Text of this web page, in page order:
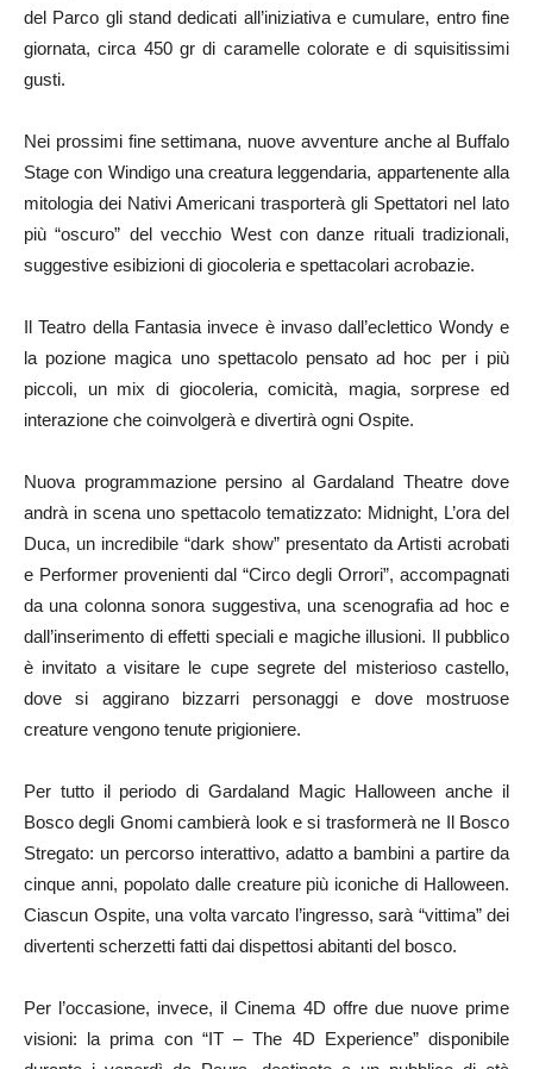
del Parco gli stand dedicati all’iniziativa e cumulare, entro fine
giornata, circa 450 gr di caramelle colorate e di squisitissimi
gusti.
Nei prossimi fine settimana, nuove avventure anche al Buffalo
Stage con Windigo una creatura leggendaria, appartenente alla
mitologia dei Nativi Americani trasporterà gli Spettatori nel lato
più “oscuro” del vecchio West con danze rituali tradizionali,
suggestive esibizioni di giocoleria e spettacolari acrobazie.
Il Teatro della Fantasia invece è invaso dall’eclettico Wondy e
la pozione magica uno spettacolo pensato ad hoc per i più
piccoli, un mix di giocoleria, comicità, magia, sorprese ed
interazione che coinvolgerà e divertirà ogni Ospite.
Nuova programmazione persino al Gardaland Theatre dove
andrà in scena uno spettacolo tematizzato: Midnight, L’ora del
Duca, un incredibile “dark show” presentato da Artisti acrobati
e Performer provenienti dal “Circo degli Orrori”, accompagnati
da una colonna sonora suggestiva, una scenografia ad hoc e
dall’inserimento di effetti speciali e magiche illusioni. Il pubblico
è invitato a visitare le cupe segrete del misterioso castello,
dove si aggirano bizzarri personaggi e dove mostruose
creature vengono tenute prigioniere.
Per tutto il periodo di Gardaland Magic Halloween anche il
Bosco degli Gnomi cambierà look e si trasformerà ne Il Bosco
Stregato: un percorso interattivo, adatto a bambini a partire da
cinque anni, popolato dalle creature più iconiche di Halloween.
Ciascun Ospite, una volta varcato l’ingresso, sarà “vittima” dei
divertenti scherzetti fatti dai dispettosi abitanti del bosco.
Per l’occasione, invece, il Cinema 4D offre due nuove prime
visioni: la prima con “IT – The 4D Experience” disponibile